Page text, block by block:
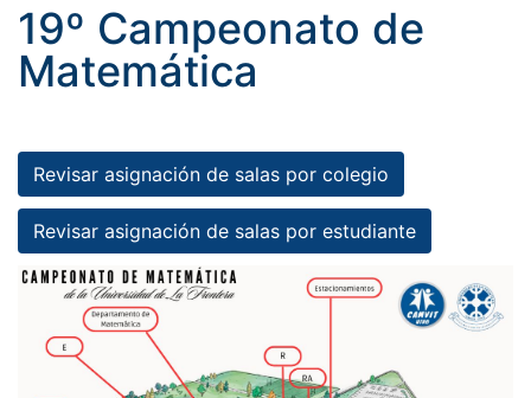
19º Campeonato de
Matemática
Revisar asignación de salas por colegio
Revisar asignación de salas por estudiante